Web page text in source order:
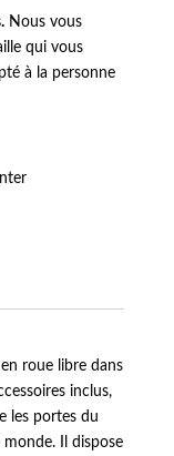
Nous vous
qui vous
à la personne
roue libre dans
inclus,
les portes du
Il dispose